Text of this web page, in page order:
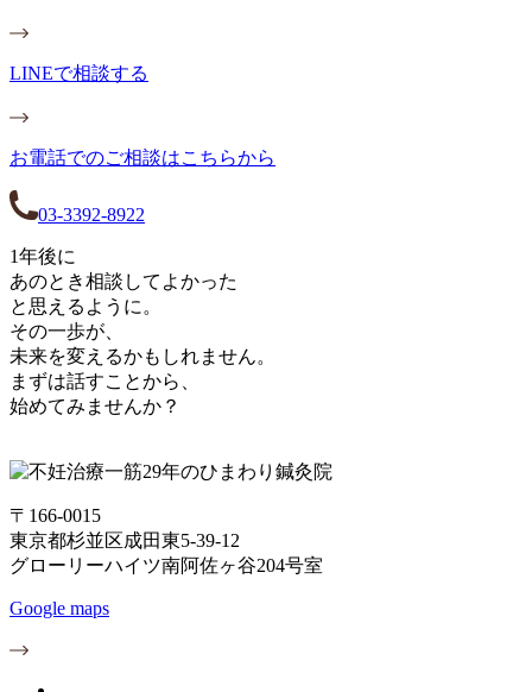
LINEで相談する
お電話でのご相談はこちらから
03-3392-8922
1年後に
あのとき相談してよかった
と思えるように。
その一歩が、
未来を変えるかもしれません。
まずは話すことから、
始めてみませんか？
〒166-0015
東京都杉並区成田東5-39-12
グローリーハイツ南阿佐ヶ谷204号室
Google maps